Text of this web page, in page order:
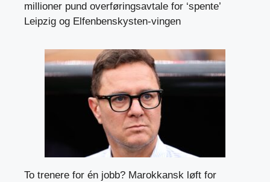
millioner pund overføringsavtale for ‘spente’
Leipzig og Elfenbenskysten-vingen
To trenere for én jobb? Marokkansk løft for